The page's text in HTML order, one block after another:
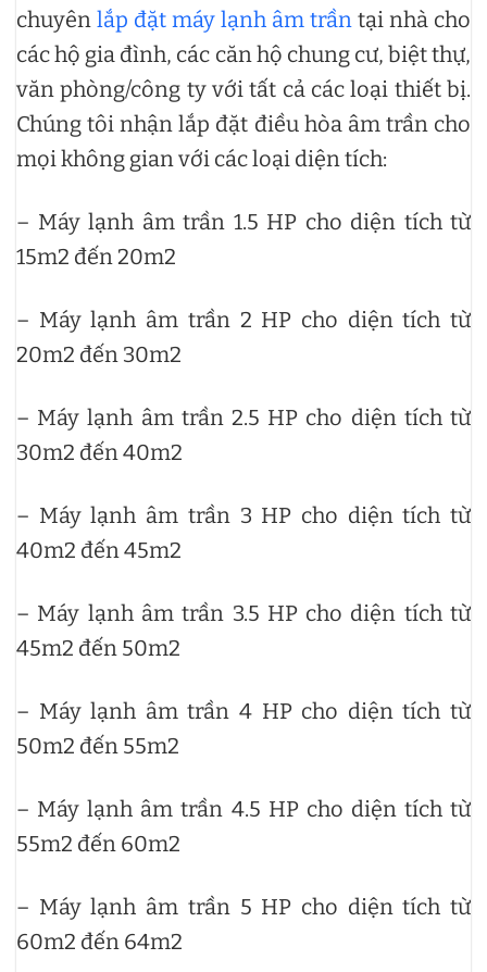
chuyên lắp đặt máy lạnh âm trần tại nhà cho
các hộ gia đình, các căn hộ chung cư, biệt thự,
văn phòng/công ty với tất cả các loại thiết bị.
Chúng tôi nhận lắp đặt điều hòa âm trần cho
mọi không gian với các loại diện tích:
– Máy lạnh âm trần 1.5 HP cho diện tích từ
15m2 đến 20m2
– Máy lạnh âm trần 2 HP cho diện tích từ
20m2 đến 30m2
– Máy lạnh âm trần 2.5 HP cho diện tích từ
30m2 đến 40m2
– Máy lạnh âm trần 3 HP cho diện tích từ
40m2 đến 45m2
– Máy lạnh âm trần 3.5 HP cho diện tích từ
45m2 đến 50m2
– Máy lạnh âm trần 4 HP cho diện tích từ
50m2 đến 55m2
– Máy lạnh âm trần 4.5 HP cho diện tích từ
55m2 đến 60m2
– Máy lạnh âm trần 5 HP cho diện tích từ
60m2 đến 64m2